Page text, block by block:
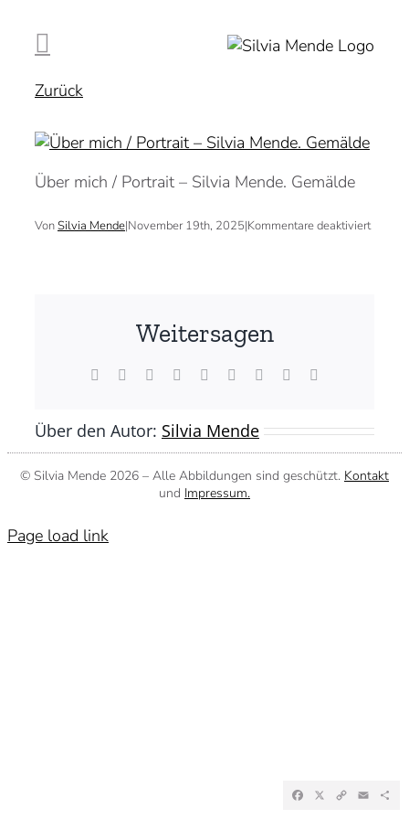
Inhalt
springen
Zurück
Über mich / Portrait – Silvia Mende. Gemälde
VonSilvia Mende|November 19th, 2025|Kommentare deaktiviertfür
Weitersagen
Facebook Reddit LinkedInWhatsApp
TumblrPinterest
Über den Autor: Silvia Mende
© Silvia Mende 2026 – Alle Abbildungen sind geschützt. Kontakt
und Impressum.
Page load link
Facebook
X CopyEmail